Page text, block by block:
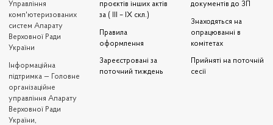
Управління
комп'ютеризованих
систем Апарату
Верховної Ради
України
Iнформаційна
підтримка — Головне
організаційне
управління Апарату
Верховної Ради
України,
проєктів інших актів
за ( III – IX скл.)
Правила
оформлення
Зареєстровані за
поточний тиждень
документів до ЗП
Знаходяться на
опрацюванні в
комітетах
Прийняті на поточній
сесії